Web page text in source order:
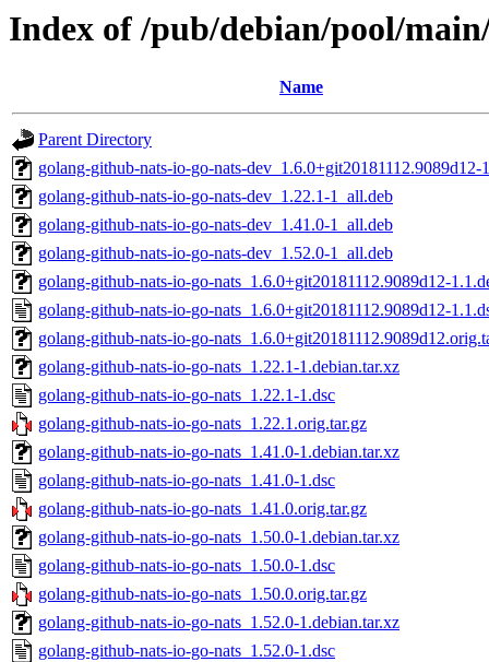
Index of /pub/debian/pool/
Name
Parent Directory
golang-github-nats-io-go-nats-dev_1.6.0+git20181112.9089d12-
golang-github-nats-io-go-nats-dev_1.22.1-1_all.deb
golang-github-nats-io-go-nats-dev_1.41.0-1_all.deb
golang-github-nats-io-go-nats-dev_1.52.0-1_all.deb
golang-github-nats-io-go-nats_1.6.0+git20181112.9089d12-
golang-github-nats-io-go-nats_1.6.0+git20181112.9089d12-
golang-github-nats-io-go-
golang-github-nats-io-go-nats_1.22.1-1.debian.tar.xz
golang-github-nats-io-go-nats_1.22.1-1.dsc
golang-github-nats-io-go-nats_1.22.1.orig.tar.gz
golang-github-nats-io-go-nats_1.41.0-1.debian.tar.xz
golang-github-nats-io-go-nats_1.41.0-1.dsc
golang-github-nats-io-go-nats_1.41.0.orig.tar.gz
golang-github-nats-io-go-nats_1.50.0-1.debian.tar.xz
golang-github-nats-io-go-nats_1.50.0-1.dsc
golang-github-nats-io-go-nats_1.50.0.orig.tar.gz
golang-github-nats-io-go-nats_1.52.0-1.debian.tar.xz
golang-github-nats-io-go-nats_1.52.0-1.dsc